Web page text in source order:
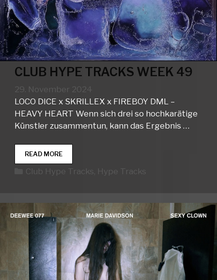
CLUB HYPE TRACKS WEEK 49
29. November 2024
LOCO DICE x SKRILLEX x FIREBOY DML –
HEAVY HEART Wenn sich drei so hochkarätige
Künstler zusammentun, kann das Ergebnis …
READ MORECLUB
HYPE
TRACKS
Kategorien
Club Hype Tracks, Hype Tracks